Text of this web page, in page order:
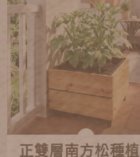
正雙層南方松種植